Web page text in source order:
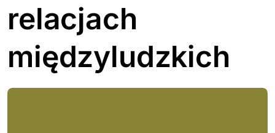
relacjach
międzyludzkich